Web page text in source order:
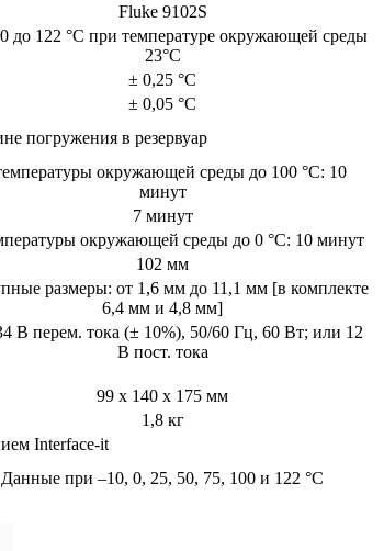
Fluke 9102S
до 122 °C при температуре окружающей среды
23°С
± 0,25 °C
± 0,05 °C
погружения в резервуар
окружающей среды до 100 °C: 10
минут
7 минут
окружающей среды до 0 °C: 10 минут
102 мм
размеры: от 1,6 мм до 11,1 мм [в комплекте
6,4 мм и 4,8 мм]
В перем. тока (± 10%), 50/60 Гц, 60 Вт; или 12
В пост. тока
99 x 140 x 175 мм
1,8 кг
Interface-it
Данные при –10, 0, 25, 50, 75, 100 и 122 °C